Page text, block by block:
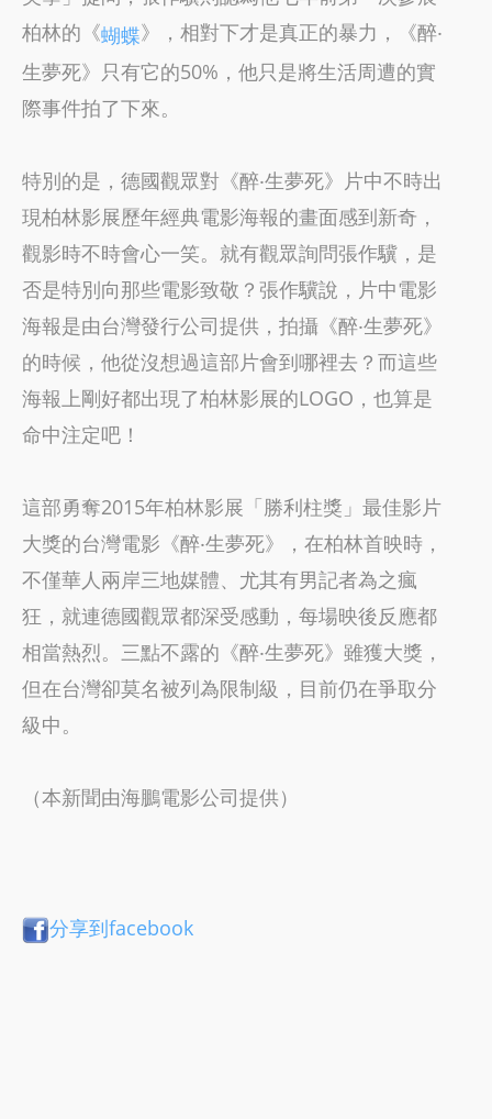
柏林的《蝴蝶》，相對下才是真正的暴力，《醉‧
生夢死》只有它的50%，他只是將生活周遭的實
際事件拍了下來。
特別的是，德國觀眾對《醉‧生夢死》片中不時出
現柏林影展歷年經典電影海報的畫面感到新奇，
觀影時不時會心一笑。就有觀眾詢問張作驥，是
否是特別向那些電影致敬？張作驥說，片中電影
海報是由台灣發行公司提供，拍攝《醉‧生夢死》
的時候，他從沒想過這部片會到哪裡去？而這些
海報上剛好都出現了柏林影展的LOGO，也算是
命中注定吧！
這部勇奪2015年柏林影展「勝利柱獎」最佳影片
大獎的台灣電影《醉‧生夢死》，在柏林首映時，
不僅華人兩岸三地媒體、尤其有男記者為之瘋
狂，就連德國觀眾都深受感動，每場映後反應都
相當熱烈。三點不露的《醉‧生夢死》雖獲大獎，
但在台灣卻莫名被列為限制級，目前仍在爭取分
級中。
（本新聞由海鵬電影公司提供）
分享到facebook